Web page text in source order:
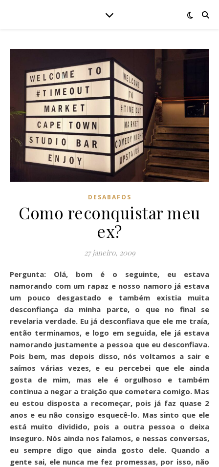
DESABAFOS
Como reconquistar meu
ex?
27 janeiro, 2009
Pergunta: Olá, bom é o seguinte, eu estava
namorando com um rapaz e nosso namoro já estava
um pouco desgastado e também existia muita
desconfiança da minha parte, o que no final se
revelaria verdade. Eu já desconfiava que ele me traía,
então terminamos, e logo em seguida, ele já estava
namorando justamente a pessoa que eu desconfiava.
Pois bem, mas depois disso, nós voltamos a sair e
saímos várias vezes, e eu percebei que ele ainda
gosta de mim, mas ele é orgulhoso e também
continua a negar a traição que cometera comigo. Mas
eu estou disposta a recomeçar, pois já faz quase 2
anos e eu não consigo esquecê-lo. Mas sinto que ele
está muito dividido, pois a outra pessoa o deixa
inseguro. Nós ainda nos falamos, e nessas conversas,
eu sempre digo que ainda gosto dele. Quando a
gente sai, ele nunca me fez promessas, por isso, não